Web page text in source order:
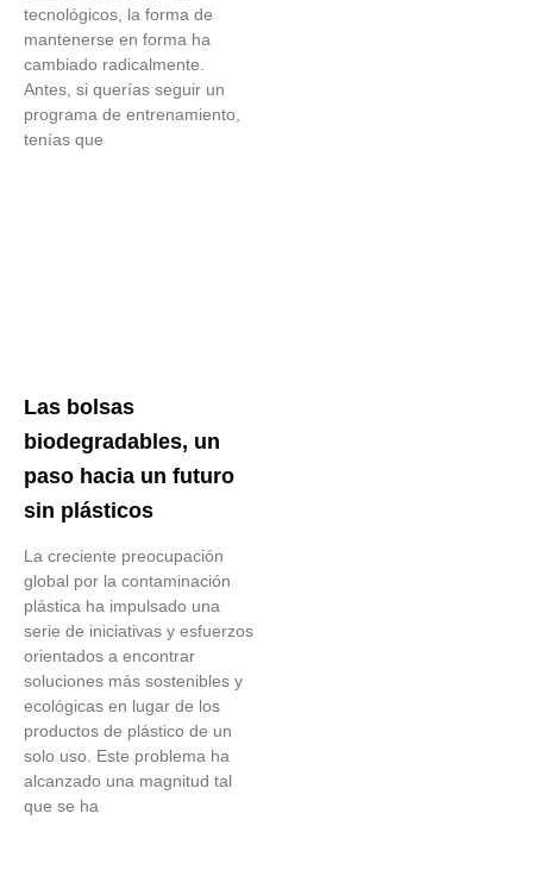
tecnológicos, la forma de
mantenerse en forma ha
cambiado radicalmente.
Antes, si querías seguir un
programa de entrenamiento,
tenías que
Las bolsas
biodegradables, un
paso hacia un futuro
sin plásticos
La creciente preocupación
global por la contaminación
plástica ha impulsado una
serie de iniciativas y esfuerzos
orientados a encontrar
soluciones más sostenibles y
ecológicas en lugar de los
productos de plástico de un
solo uso. Este problema ha
alcanzado una magnitud tal
que se ha